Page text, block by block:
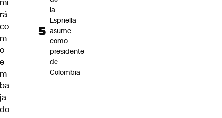
mi
rá
co
m
o
e
m
ba
ja
do
la
Espriella
asume
como
presidente
de
Colombia